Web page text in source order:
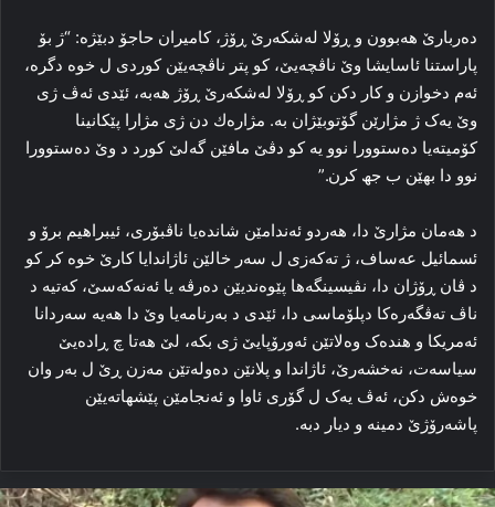
ده‌ربارێ هه‌بوون و ڕۆلا له‌شکه‌رێ ڕۆژ، کامیران حاجۆ دبێژه‌: “ژ بۆ
پاراستنا ئاسایشا وێ ناڤچه‌یێ، کو پتر ناڤچه‌یێن کوردی ل خوه‌ دگره‌،
ئه‌م دخوازن و کار دکن کو ڕۆلا له‌شکه‌رێ ڕۆژ هه‌به‌، ئێدی ئه‌ڤ ژی
وێ یه‌ک ژ مژارێن گۆتوبێژان به‌. مژارەك دن ژی مژارا پێكانینا
كۆمیتەیا دەستوورا نوو یە كو دڤێ مافێن گەلێ كورد د وێ دەستوورا
نوو دا بھێن ب جھ كرن.”
د هه‌مان مژارێ دا، هه‌ردو ئه‌ندامێن شاندەیا ناڤبۆری، ئیبراهیم برۆ و
ئسمائیل عه‌ساف، ژ ته‌که‌زی ل سه‌ر خالێن ئاژاندایا کارێ خوه‌ کر کو
د ڤان ڕۆژان دا، نڤیسینگه‌ها پێوه‌ندیێن ده‌رڤه‌ یا ئه‌نەکەسێ، که‌تیه‌ د
ناڤ ته‌ڤگه‌ره‌کا دپلۆماسی دا، ئێدی د به‌رنامه‌یا وێ دا ھەیه‌ سه‌ردانا
ئەمریکا و هنده‌ک وه‌لاتێن ئه‌ورۆپایێ ژی بکه‌، لێ هه‌تا چ ڕاده‌یێ
سیاسه‌ت، نه‌خشه‌رێ، ئاژاندا و پلانێن ده‌وله‌تێن مه‌زن ڕێ ل به‌ر وان
خوه‌ش دکن، ئه‌ڤ یه‌ک ل گۆری ئاوا و ئه‌نجامێن پێشهاته‌یێن
پاشه‌رۆژێ دمینه‌ و دیار دبه‌.